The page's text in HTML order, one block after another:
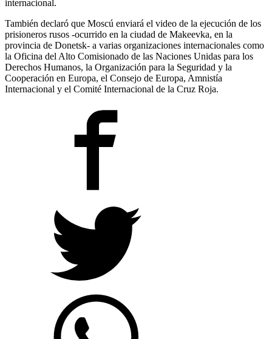
internacional.
También declaró que Moscú enviará el video de la ejecución de los
prisioneros rusos -ocurrido en la ciudad de Makeevka, en la
provincia de Donetsk- a varias organizaciones internacionales como
la Oficina del Alto Comisionado de las Naciones Unidas para los
Derechos Humanos, la Organización para la Seguridad y la
Cooperación en Europa, el Consejo de Europa, Amnistía
Internacional y el Comité Internacional de la Cruz Roja.